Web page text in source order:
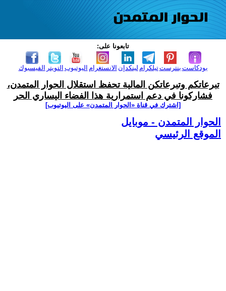
تابعونا على:
الفيسبوك التويتر اليوتيوب الانستغرام لينكدإن تيلكرامبنترست بودكاست
تبرعاتكم وتبرعاتكن المالية تحفظ استقلال الحوار المتمدن،
فشاركونا في دعم استمرارية هذا الفضاء اليساري الحر
[اشترك في قناة ‫«الحوار المتمدن» على اليوتيوب]
الحوار المتمدن - موبايل
الموقع الرئيسي